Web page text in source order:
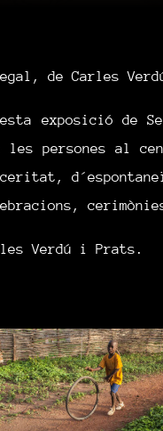
de Carles
exposició de
les persones al
Verdú i Prats.